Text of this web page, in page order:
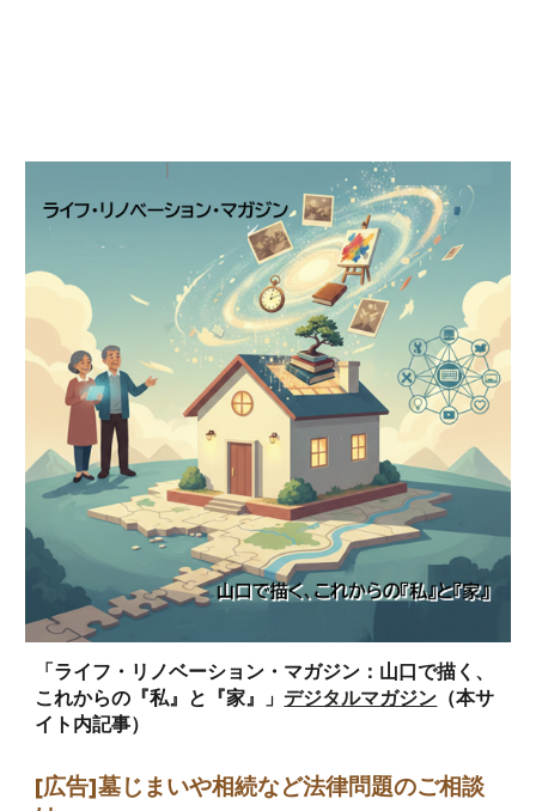
「ライフ・リノベーション・マガジン：山口で描く、
これからの『私』と『家』」 デジタルマガジン （本サ
イト内記事）
[広告]墓じまいや相続など法律問題のご相談